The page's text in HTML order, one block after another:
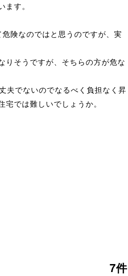
す。
険なのではと思うのですが、実
りそうですが、そちらの方が危な
夫でないのでなるべく負担なく昇
では難しいでしょうか。
7件